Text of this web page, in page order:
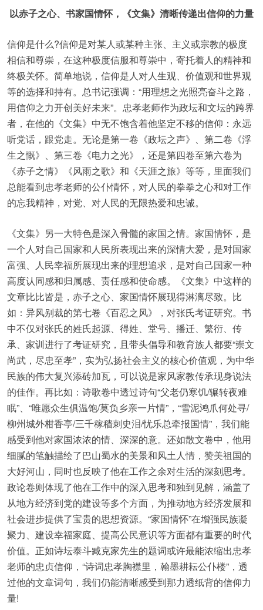
以赤子之心、书家国情怀，《文集》清晰传递出信仰的力量
信仰是什么?信仰是对某人或某种主张、主义或宗教的极度
相信和尊崇，在这种极度信服和尊崇中，寄托着人的精神和
终极关怀。简单地说，信仰是人对人生观、价值观和世界观
等的选择和持有。总书记强调：“用理想之光照亮奋斗之路，
用信仰之力开创美好未来”。忠孝老师作为政坛和文坛的跨界
者，在他的《文集》中无不饱含着他坚定不移的信仰：永远
听党话，跟党走。无论是第一卷《政坛之声》、第二卷《浮
生之慨》、第三卷《电力之光》，还是第四卷至第六卷为
《赤子之情》《风雨之歌》和《天涯之旅》等等，里面我们
总能看到忠孝老师的公仆情怀，对人民的拳拳之心和对工作
的忘我精神，对党、对人民的无限热爱和忠诚。
《文集》另一大特色是深入骨髓的家国之情。家国情怀，是
一个人对自己国家和人民所表现出来的深情大爱，是对国家
富强、人民幸福所展现出来的理想追求，是对自己国家一种
高度认同感和归属感、责任感和使命感。《文集》中这样的
文章比比皆是，赤子之心、家国情怀展现得淋漓尽致。比
如：异风别裁的第七卷《百忍之风》，对张氏考证研究。书
中不仅对张氏的姓氏起源、得姓、堂号、播迁、繁衍、传
承、家训进行了考证研究，且带头倡导和教育族人都要“崇文
尚武，尽忠至孝”，实为弘扬社会主义的核心价值观，为中华
民族的伟大复兴添砖加瓦，可以说是家风家教传承现身说法
的佳作。再比如：诗歌卷中透过诗句“父老仍寒饥/辗转夜难
眠”、“唯愿众生俱温饱/莫负乡亲一片情”，“雪泥鸿爪何处寻/
柳州城外柑香亭/三千稼穑刺史泪/忧乐总牵报国情”，我们能
感受到他对家国浓浓的情、深深的意。还如散文卷中，他用
细腻的笔触描绘了巴山蜀水的美景和风土人情，赞美祖国的
大好河山，同时也反映了他在工作之余对生活的深刻思考。
政论卷则体现了他在工作中的深入思考和独到见解，涵盖了
从地方经济到党的建设等多个方面，为推动地方经济发展和
社会进步提供了宝贵的思想资源。“家国情怀”在增强民族凝
聚力、建设幸福家庭、提高公民意识等方面都有重要的时代
价值。正如诗坛泰斗臧克家先生的题词或许最能浓缩出忠孝
老师的忠贞信仰，“诗词忠孝胸襟里，翰墨耕耘公仆楼”，透
过他的文章词句，我们仍能清晰感受到那力透纸背的信仰力
量!